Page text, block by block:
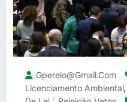
Gperelo@gmail.com
Licenciamento Ambiental,